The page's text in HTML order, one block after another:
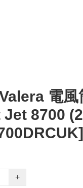
Valera 電
8700
+